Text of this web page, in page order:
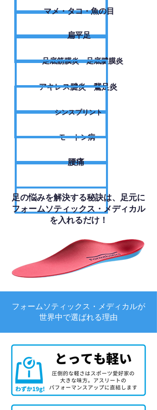
​マメ・タコ・魚の目
扁平足
足底筋膜炎・足底腱膜炎
アキレス腱炎・鵞足炎
シンスプリント
モートン病
腰痛
足の悩みを解決する秘訣は、足元に
フォームソティックス・メディカル
を入れるだけ！
フォームソティックス・メディカルが
世界中で選ばれる理由